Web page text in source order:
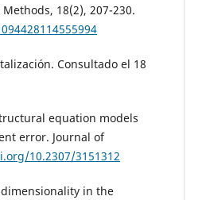
18(2), 207-230.
Consultado el 18
equation models
error. Journal of
10.2307/3151312
dimensionality in the